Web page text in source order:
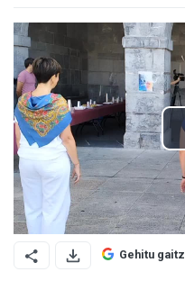
Gehitu